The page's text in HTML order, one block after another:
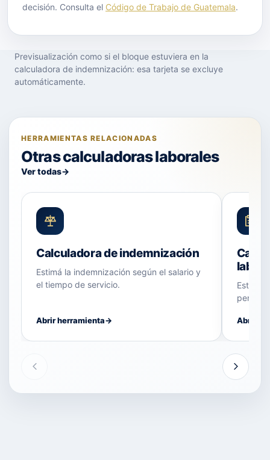
decisión. Consulta el Código de Trabajo de Guatemala.
Previsualización como si el bloque estuviera en la
calculadora de indemnización: esa tarjeta se excluye
automáticamente.
HERRAMIENTAS RELACIONADAS
Otras calculadoras laborales
Ver todas→
Calculadora de indemnización
Estimá la indemnización según el salario y
el tiempo de servicio.
Abrir herramienta→
Estimá
Abrir